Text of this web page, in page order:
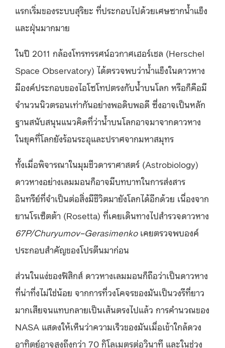
แรกเริ่มของระบบสุริยะ ที่ประกอบไปด้วยเศษซากน้ำแข็ง
และฝุ่นมากมาย
ในปี 2011 กล้องโทรทรรศน์อวกาศเฮอร์เชล (Herschel
Space Observatory) ได้ตรวจพบว่าน้ำแข็งในดาวหาง
มีองค์ประกอบของไอโซโทปตรงกับน้ำบนโลก หรือก็คือมี
จำนวนนิวตรอนเท่ากันอย่างพอดิบพอดี ซึ่งอาจเป็นหลัก
ฐานสนับสนุนแนวคิดที่ว่าน้ำบนโลกอาจมาจากดาวหาง
ในยุคที่โลกยังร้อนระอุและปราศจากมหาสมุทร
ทั้งเมื่อพิจารณาในมุมชีวดาราศาสตร์ (Astrobiology)
ดาวหางอย่างเลมมอนก็อาจมีบทบาทในการส่งสาร
อินทรีย์ที่จำเป็นต่อสิ่งมีชีวิตมายังโลกได้อีกด้วย เนื่องจาก
ยานโรเซ็ตต้า (Rosetta) ที่เคยเดินทางไปสำรวจดาวหาง
67P/Churyumov–Gerasimenkoเคยตรวจพบองค์
ประกอบสำคัญของโปรตีนมาก่อน
ส่วนในแง่ของฟิสิกส์ ดาวหางเลมมอนก็ถือว่าเป็นดาวหาง
ที่น่าทึ่งไม่ใช่น้อย จากการที่วงโคจรของมันเป็นวงรีที่ยาว
มากเสียจนแทบกลายเป็นเส้นตรงไปแล้ว การคำนวณของ
NASA แสดงให้เห็นว่าความเร็วของมันเมื่อเข้าใกล้ดวง
อาทิตย์อาจสูงถึงกว่า 70 กิโลเมตรต่อวินาที และในช่วง